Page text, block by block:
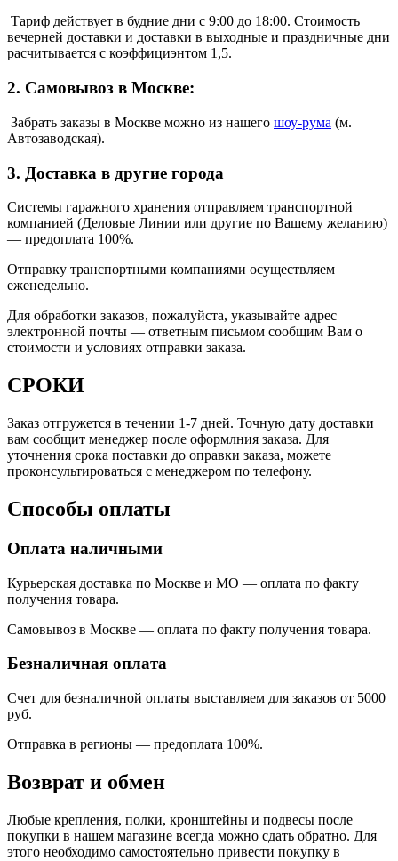
Тариф действует в будние дни с 9:00 до 18:00. Стоимость
вечерней доставки и доставки в выходные и праздничные дни
расчитывается с коэффициэнтом 1,5.
2. Самовывоз в Москве:
Забрать заказы в Москве можно из нашего шоу-рума (м.
Автозаводская).
3. Доставка в другие города
Системы гаражного хранения отправляем транспортной
компанией (Деловые Линии или другие по Вашему желанию)
— предоплата 100%.
Отправку транспортными компаниями осуществляем
еженедельно.
Для обработки заказов, пожалуйста, указывайте адрес
электронной почты — ответным письмом сообщим Вам о
стоимости и условиях отправки заказа.
СРОКИ
Заказ отгружется в течении 1-7 дней. Точную дату доставки
вам сообщит менеджер после оформлния заказа. Для
уточнения срока поставки до оправки заказа, можете
проконсультироваться с менеджером по телефону.
Способы оплаты
Оплата наличными
Курьерская доставка по Москве и МО — оплата по факту
получения товара.
Самовывоз в Москве — оплата по факту получения товара.
Безналичная оплата
Счет для безналичной оплаты выставляем для заказов от 5000
руб.
Отправка в регионы — предоплата 100%.
Возврат и обмен
Любые крепления, полки, кронштейны и подвесы после
покупки в нашем магазине всегда можно сдать обратно. Для
этого необходимо самостоятельно привести покупку в